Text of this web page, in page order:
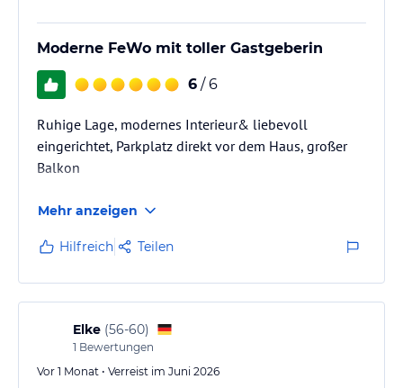
blühenden Wiesentälern und kleinen Bächen bilden den Rahmen
für das Freizeitparadies Willingen.
Hoteliers-/Veranstalter-/Kataloginformationen. Alle Angaben
ohne Gewähr und ohne Prüfung durch HolidayCheck. Bitte
lies vor der Buchung die verbindlichen
Moderne FeWo mit toller Gastgeberin
6 / 6
Ruhige Lage, modernes Interieur& liebevoll
eingerichtet, Parkplatz direkt vor dem Haus, großer
Balkon
Mehr anzeigen
Hilfreich Teilen
Elke (56-60)
1 Bewertungen
Vor 1 Monat • Verreist im Juni 2026